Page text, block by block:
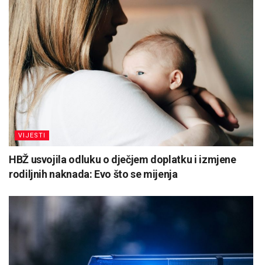
VIJESTI
HBŽ usvojila odluku o dječjem doplatku i izmjene
rodiljnih naknada: Evo što se mijenja